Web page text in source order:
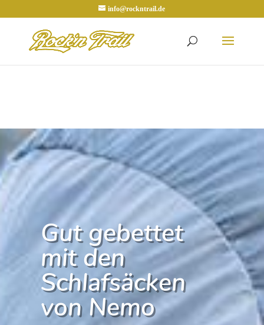
info@rockntrail.de
Gut gebettet
mit den
Schlafsäcken
von Nemo